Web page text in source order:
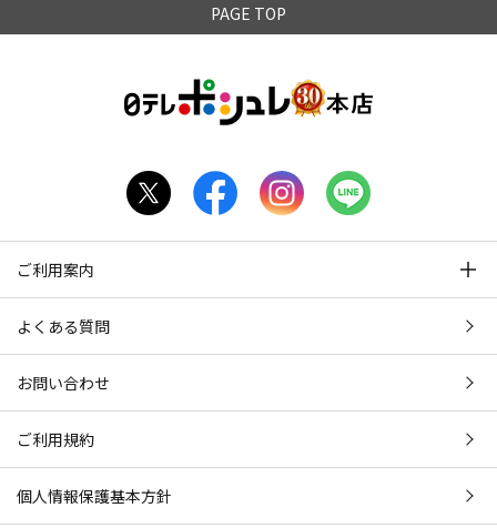
PAGE TOP
ご利用案内
よくある質問
お問い合わせ
ご利用規約
個人情報保護基本方針